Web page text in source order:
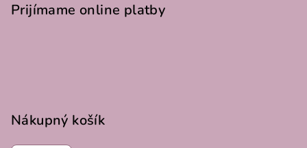
Prijímame online platby
Nákupný košík